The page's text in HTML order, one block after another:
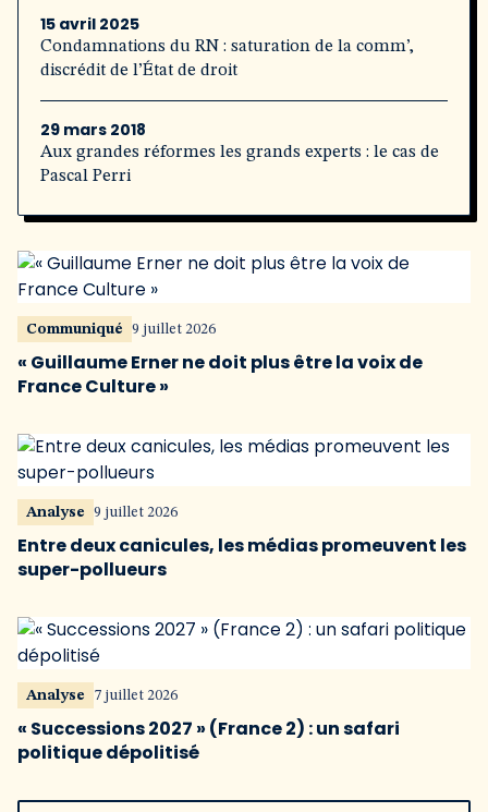
15 avril 2025
Condamnations du RN : saturation de la comm’,
discrédit de l’État de droit
29 mars 2018
Aux grandes réformes les grands experts : le cas de
Pascal Perri
Communiqué 9 juillet 2026
« Guillaume Erner ne doit plus être la voix de
France Culture »
Analyse 9 juillet 2026
Entre deux canicules, les médias promeuvent les
super-pollueurs
Analyse 7 juillet 2026
« Successions 2027 » (France 2) : un safari
politique dépolitisé